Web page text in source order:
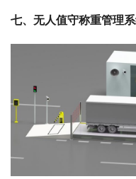
七、无人值守称重管理